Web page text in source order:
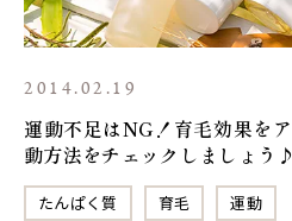
2014.02.19
運動不足はNG！育毛効果を
動方法をチェックしましょう♪
たんぱく質 育毛 運動